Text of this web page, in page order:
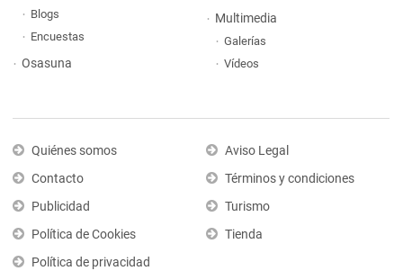
Blogs
Encuestas
Osasuna
Multimedia
Galerías
Vídeos
Quiénes somos
Contacto
Publicidad
Política de Cookies
Política de privacidad
Aviso Legal
Términos y condiciones
Turismo
Tienda